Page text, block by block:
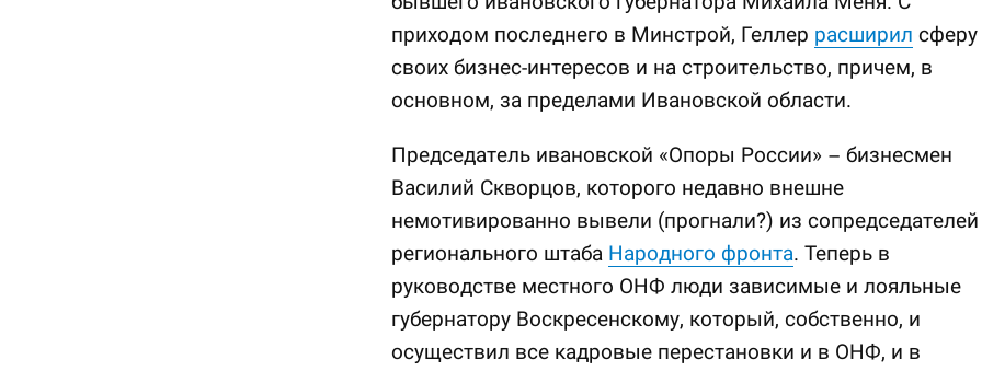
приходом последнего в Минстрой, Геллер расширил сферу
своих бизнес-интересов и на строительство, причем, в
основном, за пределами Ивановской области.
Председатель ивановской «Опоры России» – бизнесмен
Василий Скворцов, которого недавно внешне
немотивированно вывели (прогнали?) из сопредседателей
регионального штаба Народного фронта. Теперь в
руководстве местного ОНФ люди зависимые и лояльные
губернатору Воскресенскому, который, собственно, и
осуществил все кадровые перестановки и в ОНФ, и в